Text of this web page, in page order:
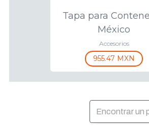
Tapa para
México
Accesorios
955.47 MXN